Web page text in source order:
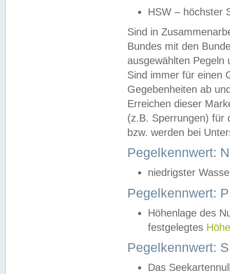
HSW – höchster
Sind in
Bundes mit den
ausgewählten
Sind immer für einen
Gegebenheiten ab
Erreichen dieser
(z.B. Sperrungen) für
bzw. werden bei
Pegelkennwert:
niedrigster
Pegelkennwert:
Höhenlage des
festgelegtes
Pegelkennwert:
Das